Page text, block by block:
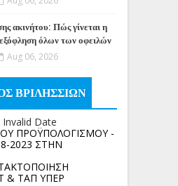
ακινήτου: Πώς γίνεται η
όλων των οφειλών
Aug 06, 2026
ΒΡΙΛΗΣΣΙΩΝ
Invalid Date
ΠΡΟΫΠΟΛΟΓΙΣΜΟΥ -
2023 ΣΤΗΝ
& ΤΑΠ ΥΠΕΡ